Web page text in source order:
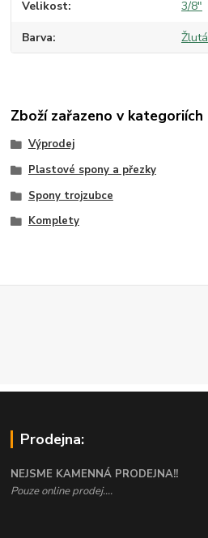
Velikost 3/8"
Barva Žlutá
Zboží zařazeno v kategoriích
Výprodej
Plastové spony a přezky
Spony trojzubce
Komplety
Prodejna:
NEJSME KAMENNÁ PRODEJNA!!
Pouze online prodej....